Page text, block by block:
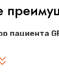
пациента